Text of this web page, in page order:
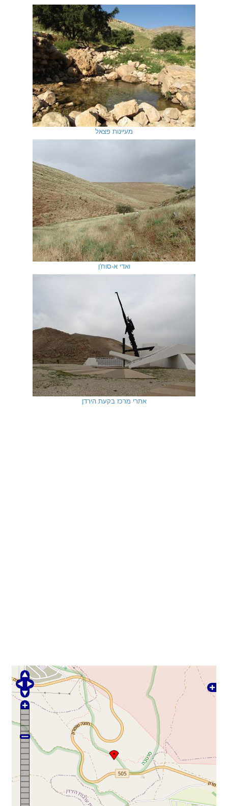
מעיינות פצאל
ואדי א-סוח'ן
אתרי מרכז בקעת הירדן